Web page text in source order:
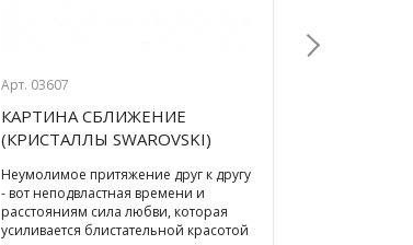
Арт. 03607
КАРТИНА СБЛИЖЕНИЕ
(КРИСТАЛЛЫ SWAROVSKI)
Неумолимое притяжение друг к другу
- вот неподвластная времени и
расстояниям сила любви, которая
усиливается блистательной красотой